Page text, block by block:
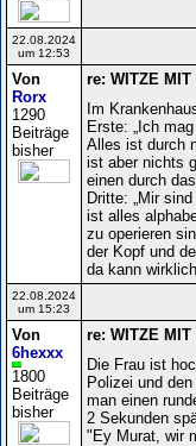
22.08.2024
um 12:53
Von
Rorx
1290
Beiträge
bisher
re: WITZE MIT
Im
Erste: „Ich
Alles ist durch
ist aber nichts
einen durch
Dritte: „Mir
ist alles
zu operieren
der Kopf und
da kann
22.08.2024
um 15:23
Von
6hexxx
1800
Beiträge
bisher
re: WITZE MIT
Die Frau ist
Polizei und
man einen
2 Sekunden
"Ey Murat, wir